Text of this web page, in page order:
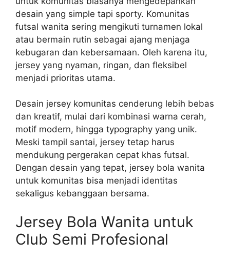
desain yang simple tapi sporty. Komunitas
futsal wanita sering mengikuti turnamen lokal
atau bermain rutin sebagai ajang menjaga
kebugaran dan kebersamaan. Oleh karena itu,
jersey yang nyaman, ringan, dan fleksibel
menjadi prioritas utama.
Desain jersey komunitas cenderung lebih bebas
dan kreatif, mulai dari kombinasi warna cerah,
motif modern, hingga typography yang unik.
Meski tampil santai, jersey tetap harus
mendukung pergerakan cepat khas futsal.
Dengan desain yang tepat, jersey bola wanita
untuk komunitas bisa menjadi identitas
sekaligus kebanggaan bersama.
Jersey Bola Wanita untuk
Club Semi Profesional